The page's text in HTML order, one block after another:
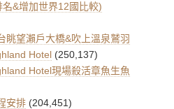
&增加世界12國比較)
眺望瀨戶大橋&吹上溫泉鷲羽
Hotel (250,137)
Hotel現場殺活章魚生魚
安排 (204,451)